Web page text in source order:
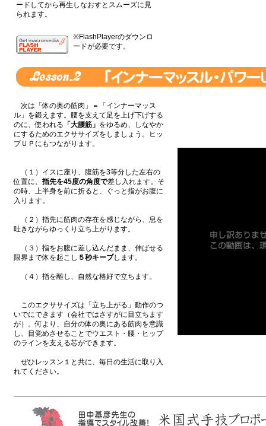
ードしてから再生しなおすとスムーズに見
られます。
※FlashPlayerのダウンロ
ードが必要です。
次は「体の奥の筋肉」＝「インナーマッス
ル」を鍛えます。腰を支えて足を上げ下げする
のに、使われる 「大腰筋」 をゆるめ、しなやか
にするためのエクササイズをしましょう。ヒッ
プＵＰにもつながります。
（１）イスに座り、腹筋を3等分した左右の
位置に、 指先を45度の角度で差し入れます。そ
の時、上半身を前に折ると、ぐっと指がお腹に
入ります。
（２）指先に筋肉の存在を感じながら、息を
吐きながらゆっくり立ち上がります。
（３）指をお腹に差し込んだまま、伸ばせる
限界まで体を起こし ５秒キープします。
（４）指を離し、自然な格好で立ちます。
このエクササイズは「立ち上がる」動作のつ
いでにできます（会社ではさすがに目立ちます
が）。何より、自分の体の奥にある筋肉を意識
し、目覚めさせることでウエスト・腰・ヒップ
のラインを支える芯ができます。
ぜひレッスン１と共に、毎日の生活に取り入
れてください。